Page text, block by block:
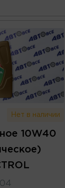
Нет в наличии
10W40